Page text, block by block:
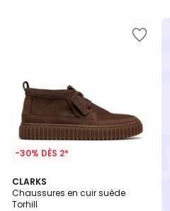
-30% DÈS 2*
CLARKS
Chaussures en cuir suède
Torhill